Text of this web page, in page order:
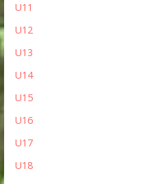
U11
U12
U13
U14
U15
U16
U17
U18